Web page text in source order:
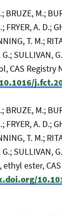
BRUZE, M.;
A. D.;
T. M.;
CAS Registry
BRUZE, M.;
A. D.;
T. M.;
ester,